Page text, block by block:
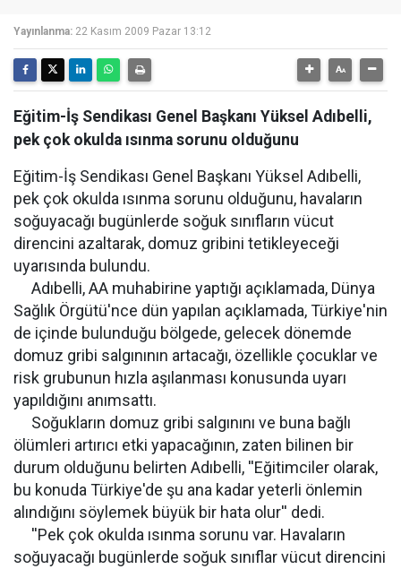
Yayınlanma: 22 Kasım 2009 Pazar 13:12
Eğitim-İş Sendikası Genel Başkanı Yüksel Adıbelli,
pek çok okulda ısınma sorunu olduğunu
Eğitim-İş Sendikası Genel Başkanı Yüksel Adıbelli,
pek çok okulda ısınma sorunu olduğunu, havaların
soğuyacağı bugünlerde soğuk sınıfların vücut
direncini azaltarak, domuz gribini tetikleyeceği
uyarısında bulundu.
Adıbelli, AA muhabirine yaptığı açıklamada, Dünya
Sağlık Örgütü'nce dün yapılan açıklamada, Türkiye'nin
de içinde bulunduğu bölgede, gelecek dönemde
domuz gribi salgınının artacağı, özellikle çocuklar ve
risk grubunun hızla aşılanması konusunda uyarı
yapıldığını anımsattı.
Soğukların domuz gribi salgınını ve buna bağlı
ölümleri artırıcı etki yapacağının, zaten bilinen bir
durum olduğunu belirten Adıbelli, ''Eğitimciler olarak,
bu konuda Türkiye'de şu ana kadar yeterli önlemin
alındığını söylemek büyük bir hata olur'' dedi.
''Pek çok okulda ısınma sorunu var. Havaların
soğuyacağı bugünlerde soğuk sınıflar vücut direncini